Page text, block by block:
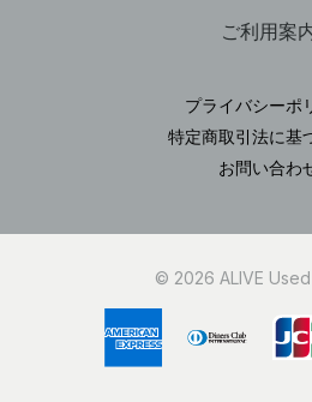
ご利用案
プライバシーポ
特定商取引法に基
お問い合わ
© 2026 ALIVE